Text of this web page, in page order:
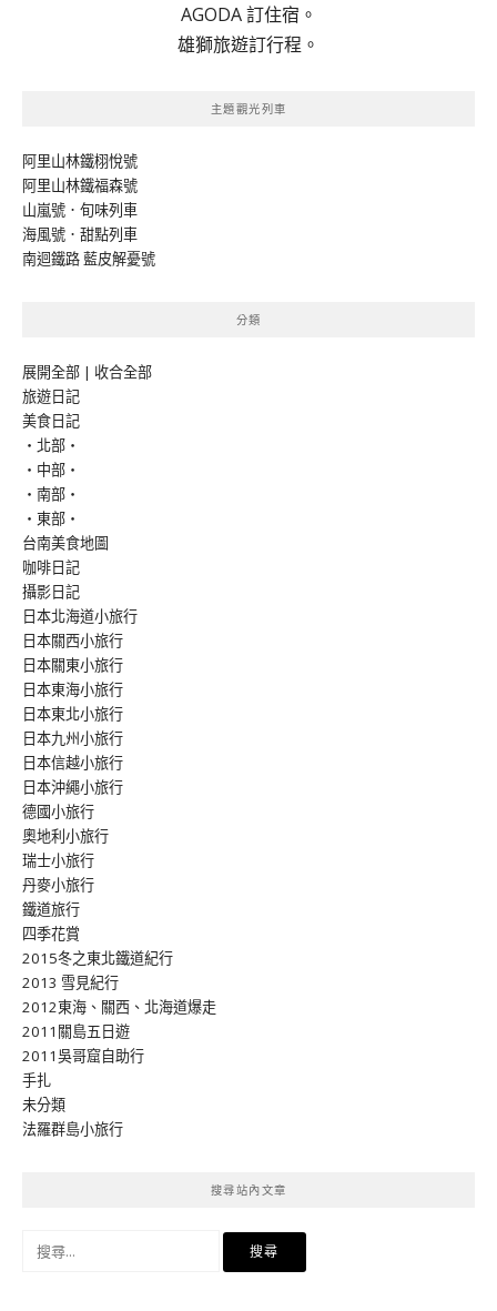
AGODA 訂住宿。
雄獅旅遊訂行程。
主題觀光列車
阿里山林鐵栩悅號
阿里山林鐵福森號
山嵐號．旬味列車
海風號．甜點列車
南迴鐵路 藍皮解憂號
分類
展開全部 | 收合全部
旅遊日記
美食日記
‧北部‧
‧中部‧
‧南部‧
‧東部‧
台南美食地圖
咖啡日記
攝影日記
日本北海道小旅行
日本關西小旅行
日本關東小旅行
日本東海小旅行
日本東北小旅行
日本九州小旅行
日本信越小旅行
日本沖繩小旅行
德國小旅行
奧地利小旅行
瑞士小旅行
丹麥小旅行
鐵道旅行
四季花賞
2015冬之東北鐵道紀行
2013 雪見紀行
2012東海、關西、北海道爆走
2011關島五日遊
2011吳哥窟自助行
手扎
未分類
法羅群島小旅行
搜尋站內文章